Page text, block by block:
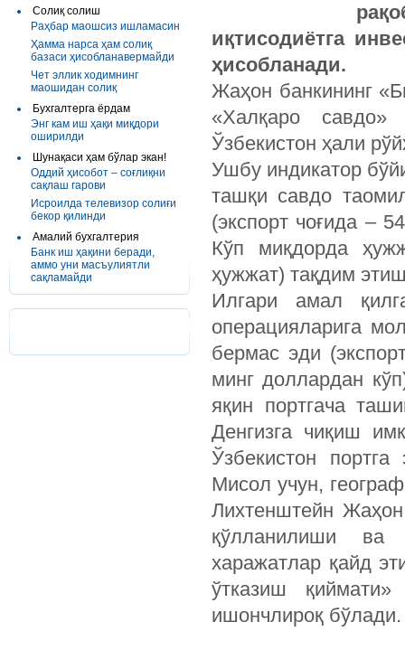
Солиқ солиш
Раҳбар маошсиз ишламасин
Ҳамма нарса ҳам солиқ
базаси ҳисобланавермайди
Чет эллик ходимнинг
маошидан солиқ
Бухгалтерга ёрдам
Энг кам иш ҳақи миқдори
оширилди
Шунақаси ҳам бўлар экан!
Оддий ҳисобот – соғлиқни
сақлаш гарови
Исроилда телевизор солиғи
бекор қилинди
Амалий бухгалтерия
Банк иш ҳақини беради,
аммо уни масъулиятли
сақламайди
иқтисодиётга
ҳисобланади.
Жаҳон банкининг
«Халқаро савдо»
Ўзбекистон ҳали
Ушбу индикатор
ташқи савдо
(экспорт чоғида –
Кўп миқдорда
ҳужжат) тақдим
Илгари амал
операцияларига
бермас эди
минг доллардан
яқин портгача
Денгизга чиқиш
Ўзбекистон
Мисол учун,
Лихтенштейн
қўлланилиши ва
харажатлар қайд
ўтказиш
ишончлироқ бўлади.